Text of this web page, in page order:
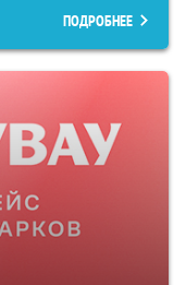
ПОДРОБНЕЕ